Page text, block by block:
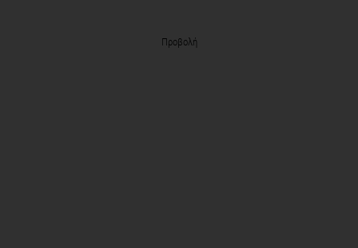
Προβολή